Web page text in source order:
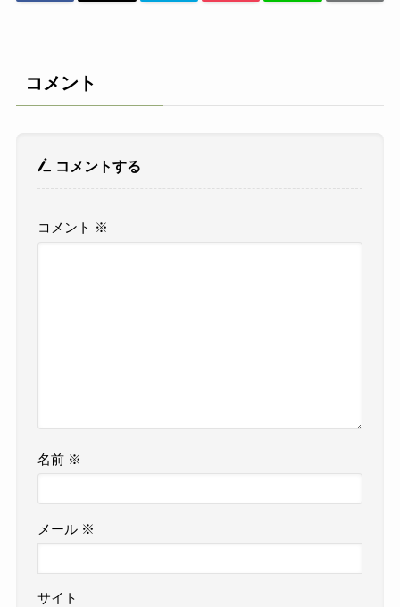
コメント
コメントする
コメント ※
名前 ※
メール ※
サイト